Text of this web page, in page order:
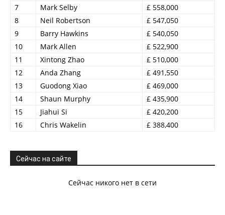
7
Mark Selby
£ 558,000
8
Neil Robertson
£ 547,050
9
Barry Hawkins
£ 540,050
10
Mark Allen
£ 522,900
11
Xintong Zhao
£ 510,000
12
Anda Zhang
£ 491,550
13
Guodong Xiao
£ 469,000
14
Shaun Murphy
£ 435,900
15
Jiahui Si
£ 420,200
16
Chris Wakelin £ 388,400
Сейчас на сайте
Сейчас никого нет в сети